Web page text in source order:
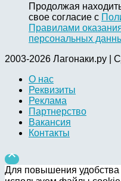
Продолжая
свое согласие с
Правилами
персональных
2003-2026 Лагонаки.ру |
О нас
Реквизиты
Реклама
Партнерство
Вакансия
Контакты

Для повышения